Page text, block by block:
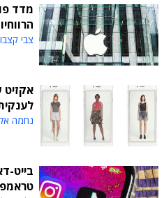
צבי
נחמה
בייט-
טראמפ